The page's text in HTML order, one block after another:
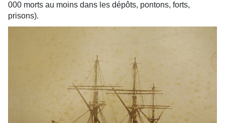
000 morts au moins dans les dépôts, pontons, forts,
prisons).